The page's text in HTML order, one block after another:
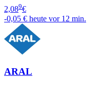
2,089€
-0,05 € heute vor 12 min.
ARAL